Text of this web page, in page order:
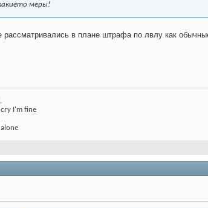
меры!
рассматривались в плане штрафа по лвлу как
I'm fine